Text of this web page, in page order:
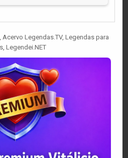
Acervo Legendas.TV, Legendas para
, Legendei.NET